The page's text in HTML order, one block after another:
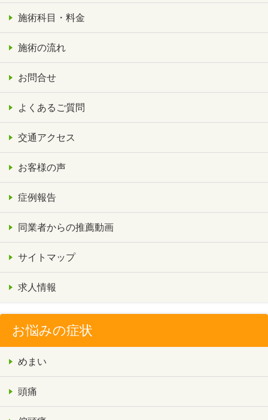
施術科目・料金
施術の流れ
お問合せ
よくあるご質問
交通アクセス
お客様の声
症例報告
同業者からの推薦動画
サイトマップ
求人情報
お悩みの症状
めまい
頭痛